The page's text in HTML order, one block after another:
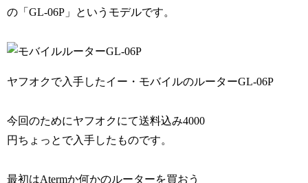
の「GL-06P」というモデルです。
ヤフオクで入手したイー・モバイルのルーターGL-06P
今回のためにヤフオクにて送料込み4000
円ちょっとで入手したものです。
最初はAtermか何かのルーターを買おう